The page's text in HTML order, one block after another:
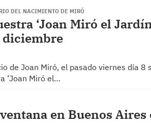
DEL NACIMIENTO DE MIRÓ
‘Joan Miró el
diciembre
de Joan Miró, el pasado viernes día 8
‘Joan Miró el…
en Buenos